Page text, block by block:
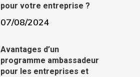
pour votre entreprise ?
07/08/2024
Avantages d’un
programme ambassadeur
pour les entreprises et